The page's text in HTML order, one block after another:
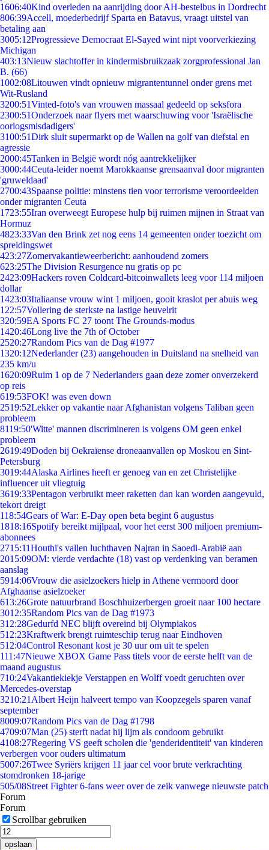
1606:40Kind overleden na aanrijding door AH-bestelbus in Dordrecht
806:39Accell, moederbedrijf Sparta en Batavus, vraagt uitstel van
betaling aan
3005:12Progressieve Democraat El-Sayed wint nipt voorverkiezing
Michigan
403:13Nieuw slachtoffer in kindermisbruikzaak zorgprofessional Jan
B. (66)
1002:08Litouwen vindt opnieuw migrantentunnel onder grens met
Wit-Rusland
3200:51Vinted-foto's van vrouwen massaal gedeeld op seksfora
2300:51Onderzoek naar flyers met waarschuwing voor 'Israëlische
oorlogsmisdadigers'
3100:51Dirk sluit supermarkt op de Wallen na golf van diefstal en
agressie
2000:45Tanken in België wordt nóg aantrekkelijker
3000:44Ceuta-leider noemt Marokkaanse grensaanval door migranten
'gruweldaad'
2700:43Spaanse politie: minstens tien voor terrorisme veroordeelden
onder migranten Ceuta
1723:55Iran overweegt Europese hulp bij ruimen mijnen in Straat van
Hormuz
4823:33Van den Brink zet nog eens 14 gemeenten onder toezicht om
spreidingswet
423:27Zomervakantieweerbericht: aanhoudend zomers
623:25The Division Resurgence nu gratis op pc
2423:09Hackers roven Coldcard-bitcoinwallets leeg voor 114 miljoen
dollar
1423:03Italiaanse vrouw wint 1 miljoen, gooit kraslot per abuis weg
1 22:57Vollering de sterkste na lastige heuvelrit
320:59EA Sports FC 27 toont The Grounds-modus
1420:46Long live the 7th of October
2520:27Random Pics van de Dag #1977
1320:12Nederlander (23) aangehouden in Duitsland na snelheid van
235 km/u
1620:09Ruim 1 op de 7 Nederlanders gaan deze zomer onverzekerd
op reis
619:53FOK! was even down
2519:52Lekker op vakantie naar Afghanistan volgens Taliban geen
probleem
8119:50'Witte' mannen discrimineren is volgens OM geen enkel
probleem
2619:49Doden bij Oekraïense droneaanvallen op Moskou en Sint-
Petersburg
3019:44Alaska Airlines heeft er genoeg van en zet Christelijke
influencer uit vliegtuig
3619:33Pentagon verbruikt meer raketten dan kan worden aangevuld,
tekort dreigt
118:54Gears of War: E-Day open beta begint 6 augustus
1818:16Spotify bereikt mijlpaal, voor het eerst 300 miljoen premium-
abonnees
2715:11Houthi's vallen luchthaven Najran in Saoedi-Arabië aan
2015:09OM: vierde verdachte (18) vast op verdenking van beramen
aanslag
5914:06Vrouw die asielzoekers hielp in Athene vermoord door
Afghaanse asielzoeker
613:26Grote natuurbrand Boschhuizerbergen groeit naar 100 hectare
3012:35Random Pics van de Dag #1973
312:28Gedurfd NEC blijft overeind bij Olympiakos
512:23Kraftwerk brengt ruimteschip terug naar Eindhoven
512:04Control Resonant kost je 30 uur om uit te spelen
111:47Nieuwe XBOX Game Pass titels voor de eerste helft van de
maand augustus
710:24Vakantiekiekje Verstappen en Wolff voedt geruchten over
Mercedes-overstap
3210:21 Albert Heijn halveert tempo van Koopzegels sparen vanaf
september
8009:07Random Pics van de Dag #1798
4709:07Man (25) sterft nadat hij lijm als condoom gebruikt
4108:27Regering VS geeft scholen die 'genderidentiteit' van kinderen
verbergen voor ouders ultimatum
5007:26Twee Syriërs krijgen 11 jaar cel voor brute verkrachting
stomdronken 18-jarige
505/08Street Fighter 6-fans weer over de zeik vanwege nieuwste patch
Forum
Forum
Scrollbar gebruiken
opslaan